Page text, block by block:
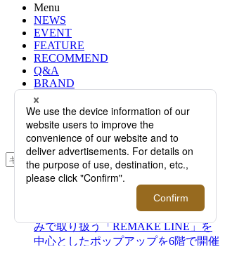
Menu
NEWS
EVENT
FEATURE
RECOMMEND
Q&A
BRAND
FLOOR
RANKING
ONLINE STORE
SERVICE
検索
TOP
＜KURO/クロ＞｜イセタンメンズの
みで取り扱う「REMAKE LINE」を
中心としたポップアップを6階で開催